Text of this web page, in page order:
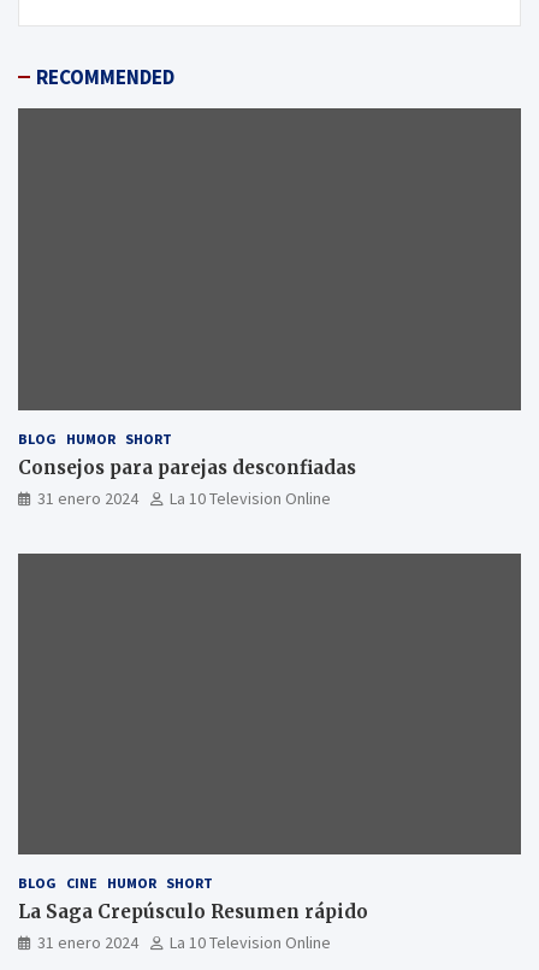
RECOMMENDED
BLOG HUMOR SHORT
Consejos para parejas desconfiadas
31 enero 2024 La 10 Television Online
BLOG CINE HUMOR SHORT
La Saga Crepúsculo Resumen rápido
31 enero 2024 La 10 Television Online